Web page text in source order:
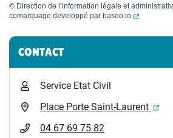
© Direction de l’information légale et
comarquage developpé par baseo.io (ouverture
Informations
CONTACT
Service Etat Civil
Place Porte Saint-Laurent
04 67 69 75 82